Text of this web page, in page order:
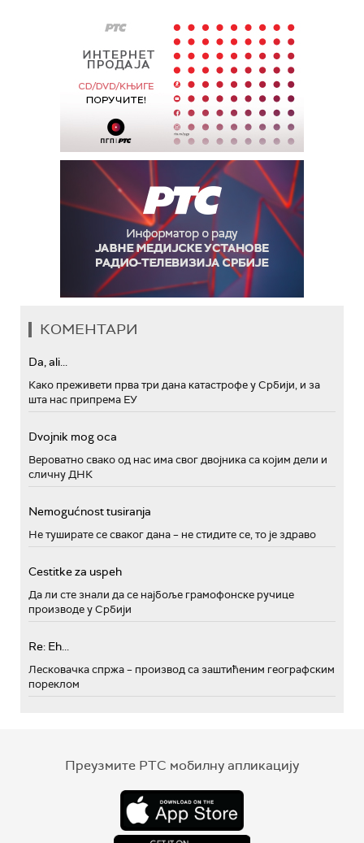
КОМЕНТАРИ
Da, ali...
Како преживети прва три дана катастрофе у Србији, и за
шта нас припрема ЕУ
Dvojnik mog oca
Вероватно свако од нас има свог двојника са којим дели и
сличну ДНК
Nemogućnost tusiranja
Не туширате се сваког дана – не стидите се, то је здраво
Cestitke za uspeh
Да ли сте знали да се најбоље грамофонске ручице
производе у Србији
Re: Eh...
Лесковачка спржа – производ са заштићеним географским
пореклом
Преузмите РТС мобилну апликацију